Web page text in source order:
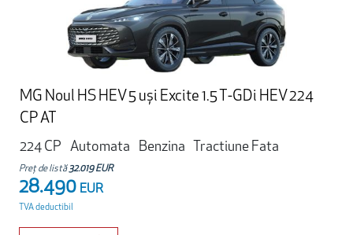
MG Noul HS HEV 5 uși Excite 1.5 T-GDi HEV 224
CP AT
224 CP
Automata Benzina Tractiune Fata
Preț de listă 32.019 EUR
28.490 EUR
TVA deductibil